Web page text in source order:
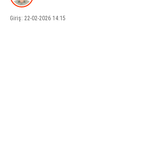
SAĞLIK
Giriş: 22-02-2026 14:15